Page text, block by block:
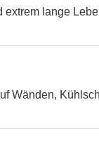
lange
Wänden,